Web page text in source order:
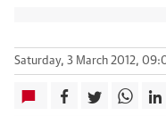
Saturday, 3 March 2012,